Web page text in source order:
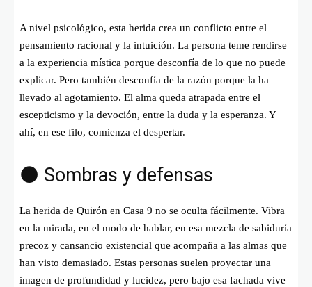
A nivel psicológico, esta herida crea un conflicto entre el
pensamiento racional y la intuición. La persona teme rendirse
a la experiencia mística porque desconfía de lo que no puede
explicar. Pero también desconfía de la razón porque la ha
llevado al agotamiento. El alma queda atrapada entre el
escepticismo y la devoción, entre la duda y la esperanza. Y
ahí, en ese filo, comienza el despertar.
🌑 Sombras y defensas
La herida de Quirón en Casa 9 no se oculta fácilmente. Vibra
en la mirada, en el modo de hablar, en esa mezcla de sabiduría
precoz y cansancio existencial que acompaña a las almas que
han visto demasiado. Estas personas suelen proyectar una
imagen de profundidad y lucidez, pero bajo esa fachada vive